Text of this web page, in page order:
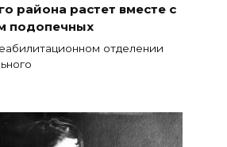
района растет вместе с
подопечных
отделении